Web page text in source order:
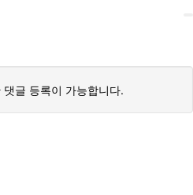
글 등록이 가능합니다.